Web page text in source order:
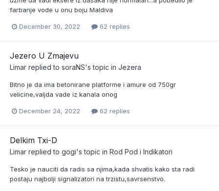
farbanje vode u onu boju Maldiva
December 30, 2022 62 replies
Jezero U Zmajevu
Limar replied to soraNS's topic in Jezera
Bitno je da ima betonirane platforme i amure od 750gr
velicine,valjda vade iz kanala onog
December 24, 2022 62 replies
Delkim Txi-D
Limar replied to gogi's topic in Rod Pod i Indikatori
Tesko je nauciti da radis sa njima,kada shvatis kako sta radi
postaju najbolji signalizatori na trzistu,savrsenstvo.